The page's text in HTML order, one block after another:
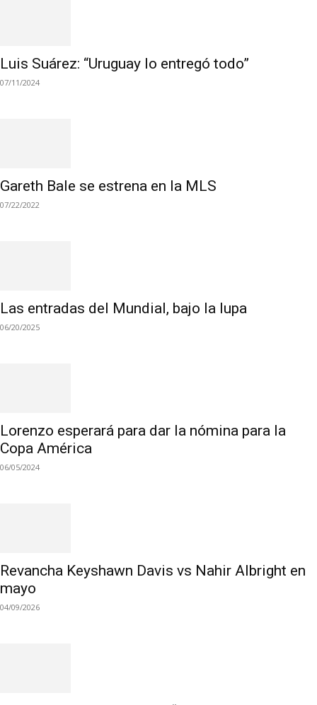
Luis Suárez: “Uruguay lo entregó todo”
07/11/2024
Gareth Bale se estrena en la MLS
07/22/2022
Las entradas del Mundial, bajo la lupa
06/20/2025
Lorenzo esperará para dar la nómina para la
Copa América
06/05/2024
Revancha Keyshawn Davis vs Nahir Albright en
mayo
04/09/2026